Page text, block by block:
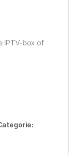
IPTV-box of